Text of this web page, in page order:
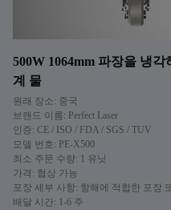
500W 1064mm 파장을 냉
계 물
원래 장소: 중국
브랜드 이름: Perfect Laser
인증: CE / ISO / FDA / SGS / TUV
모델 번호: PE-X500
최소 주문 수량: 1 유닛
가격: 협상 가능
포장 세부 사항: 항해에 적합한 포장
배달 시간: 1-6 주